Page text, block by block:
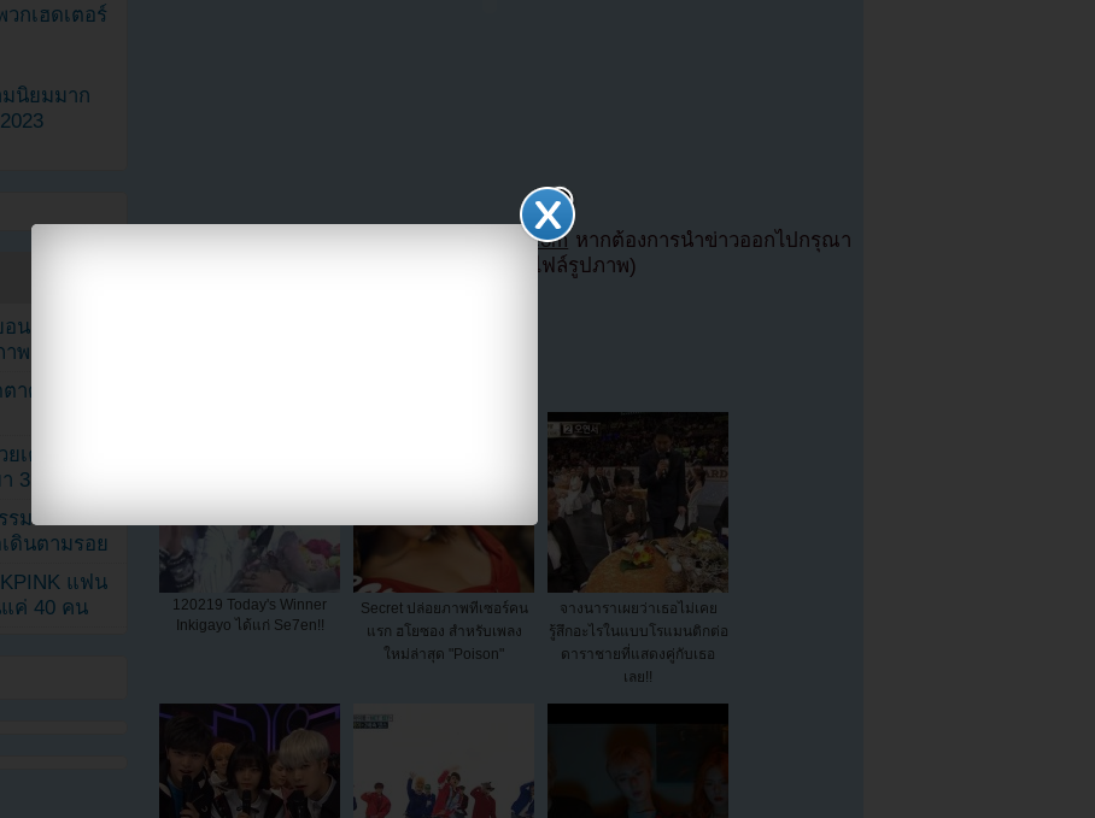
https://kpop.youzab.com หากต้องการนำข่าวออกไปกรุณา
ให้เครดิตทั้งหมดด้วย (ไม่อนุญาตให้ Hotlink ไฟล์รูปภาพ)
120219 Today's Winner
Inkigayo ได้แก่ Se7en!!
Secret ปล่อยภาพทีเซอร์คน
แรก ฮโยซอง สำหรับเพลง
ใหม่ล่าสุด "Poison"
จางนาราเผยว่าเธอไม่เคย
รู้สึกอะไรในแบบโรแมนติกต่อ
ดาราชายที่แสดงคู่กับเธอ
เลย!!
กเฮดเตอร์
นิยมมาก
นเผยภาพ
าพ
าด้วยภาพ
เค้กสั่งทำ
3 เดือน
มดา
ดินตามรอย
แฟน
ค่ 40 คน